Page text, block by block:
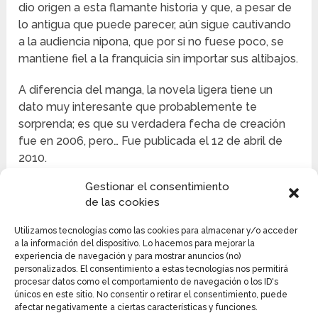
Gestionar el consentimiento
de las cookies
Utilizamos tecnologías como las cookies para almacenar y/o acceder
a la información del dispositivo. Lo hacemos para mejorar la
experiencia de navegación y para mostrar anuncios (no)
personalizados. El consentimiento a estas tecnologías nos permitirá
procesar datos como el comportamiento de navegación o los ID's
únicos en este sitio. No consentir o retirar el consentimiento, puede
afectar negativamente a ciertas características y funciones.
dio origen a esta flamante historia y que, a pesar de
lo antigua que puede parecer, aún sigue cautivando
a la audiencia nipona, que por si no fuese poco, se
mantiene fiel a la franquicia sin importar sus altibajos.
A diferencia del manga, la novela ligera tiene un
dato muy interesante que probablemente te
sorprenda; es que su verdadera fecha de creación
fue en 2006, pero… Fue publicada el 12 de abril de
2010.
La novela ligera es la predecesora y pionera de la
serie Gate, por lo que fue creada por el auténtico
autor Takumi Yanai -el mismo que creó el manga,
lógicamente-. Sin embargo, el verdadero ilustrador
de la serie, o mejor dicho, los ilustradores originales
de la serie son Daisuke Izuka y Kurojishi, quienes
establecieron desde un principio, la forma,
apariencia de los personajes y el ambiente que